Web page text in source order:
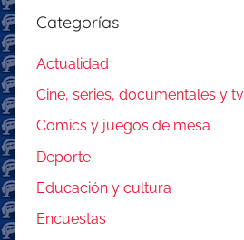
Categorías
Actualidad
Cine, series, documentales y tv
Comics y juegos de mesa
Deporte
Educación y cultura
Encuestas